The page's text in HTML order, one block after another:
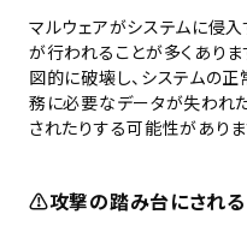
マルウェアがシステムに侵
が行われることが多くありま
図的に破壊し、システムの正
務に必要なデータが失われ
されたりする可能性がありま
⚠️攻撃の踏み台にされる